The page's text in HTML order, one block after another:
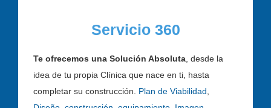
Servicio 360
Te ofrecemos una Solución Absoluta , desde la
idea de tu propia Clínica que nace en ti, hasta
completar su construcción. Plan de Viabilidad